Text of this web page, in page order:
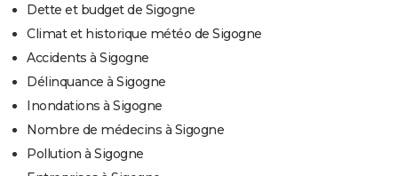
Dette et budget de Sigogne
Climat et historique météo de Sigogne
Accidents à Sigogne
Délinquance à Sigogne
Inondations à Sigogne
Nombre de médecins à Sigogne
Pollution à Sigogne